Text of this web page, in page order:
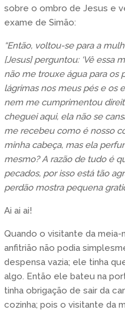
sobre o ombro de Jesus e
exame de Simão:
“Então, voltou-se para a
[Jesus] perguntou: ‘Vê essa
não me trouxe água para os
lágrimas nos meus pés e os
nem me cumprimentou
cheguei aqui, ela não se
me recebeu como é nosso
minha cabeça, mas ela
mesmo? A razão de tudo é
pecados, por isso está tão
perdão mostra pequena
Ai ai ai!
Quando o visitante da
anfitrião não podia
despensa vazia; ele tinha
algo. Então ele bateu na
tinha obrigação de sair da
cozinha; pois o visitante da